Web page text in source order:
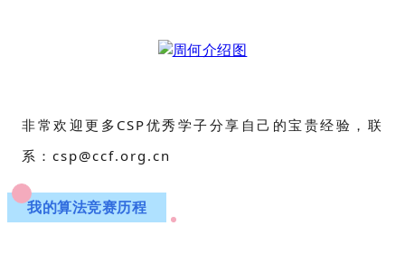
非常欢迎更多CSP优秀学子分享自己的宝贵经验，联
系：csp@ccf.org.cn
我的算法竞赛历程